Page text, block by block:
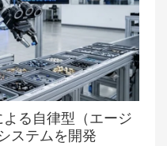
る自律型（エージ
ステムを開発